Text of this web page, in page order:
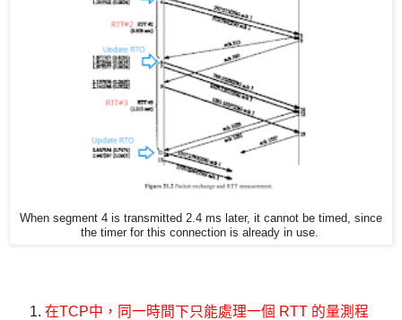
When segment 4 is transmitted 2.4 ms later, it cannot be timed, since
the timer for this connection is already in use.
在TCP中，同一時間下只能處理一個 RTT 的量測程